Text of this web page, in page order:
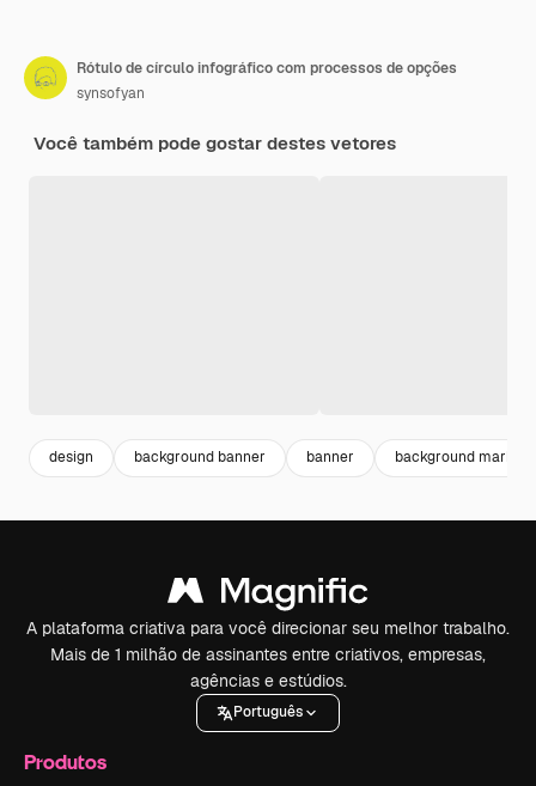
Rótulo de círculo infográfico com processos de opções
synsofyan
Você também pode gostar destes vetores
design background banner banner background
A plataforma criativa para você direcionar seu melhor trabalho.
Mais de 1 milhão de assinantes entre criativos, empresas,
agências e estúdios.
Português
Produtos